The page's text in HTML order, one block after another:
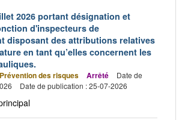
2026 portant désignation et
d'inspecteurs de
disposant des attributions relatives
en tant qu’elles concernent les
Prévention des risques Arrêté
Date de
Date de publication : 25-07-2026